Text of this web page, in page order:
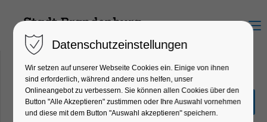
Menu
De Ausstellung
'Umkreisungen'
Datenschutzeinstellungen
Wir setzen auf unserer Webseite Cookies ein. Einige von ihnen
sind erforderlich, während andere uns helfen, unser
Onlineangebot zu verbessern. Sie können allen Cookies über den
Button "Alle Akzeptieren" zustimmen oder Ihre Auswahl vornehmen
und diese mit dem Button "Auswahl akzeptieren" speichern.